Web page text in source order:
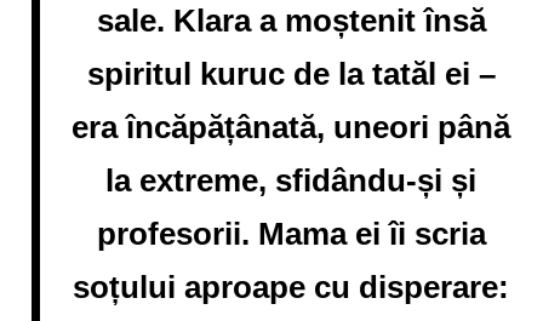
sale. Klara a moștenit însă
spiritul kuruc de la tatăl ei –
era încăpățânată, uneori până
la extreme, sfidându-și și
profesorii. Mama ei îi scria
soțului aproape cu disperare: